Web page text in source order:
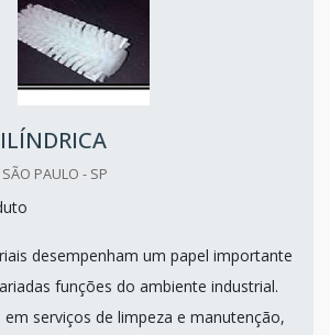
PAULO - SP
desempenham um papel importante
funções do ambiente industrial.
em serviços de limpeza e manutenção,